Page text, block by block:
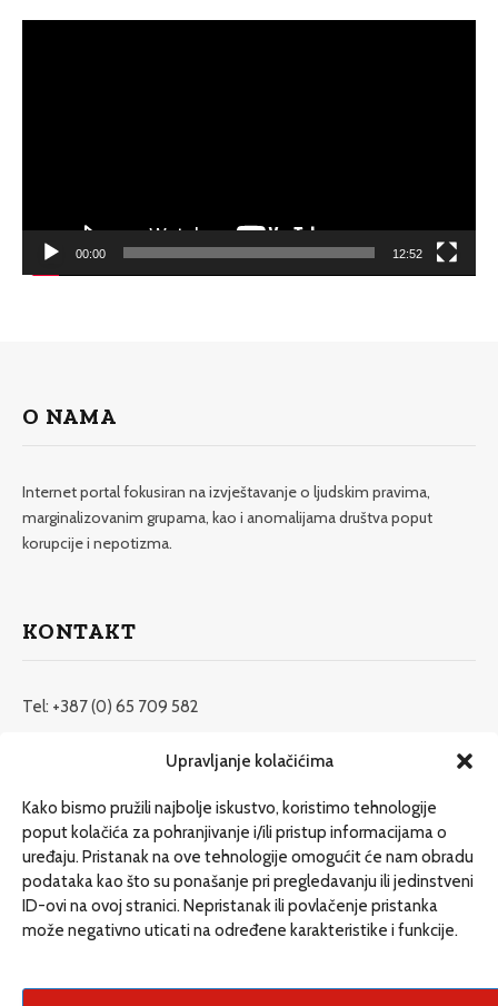
Upravljanje kolačićima
Kako bismo pružili najbolje iskustvo, koristimo tehnologije
poput kolačića za pohranjivanje i/ili pristup informacijama o
uređaju. Pristanak na ove tehnologije omogućit će nam obradu
podataka kao što su ponašanje pri pregledavanju ili jedinstveni
ID-ovi na ovoj stranici. Nepristanak ili povlačenje pristanka
može negativno uticati na određene karakteristike i funkcije.
00:00 12:52
O NAMA
Internet portal fokusiran na izvještavanje o ljudskim pravima,
marginalizovanim grupama, kao i anomalijama društva poput
korupcije i nepotizma.
KONTAKT
Tel: +387 (0) 65 709 582
redakcija@etrafika.net
Dosije
Drugi pišu
Društvo